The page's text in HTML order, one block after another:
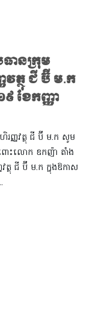
ានក្រុម
វត្ថុ ជី ប៊ី ម.ក
ខែកញ្ញា
រញ្ញវត្ថុ ជី ប៊ី ម.ក សូម
ពោះលោក ឧកញ៉ា តាំង
វត្ថុ ជី ប៊ី ម.ក ក្នុងឱកាស